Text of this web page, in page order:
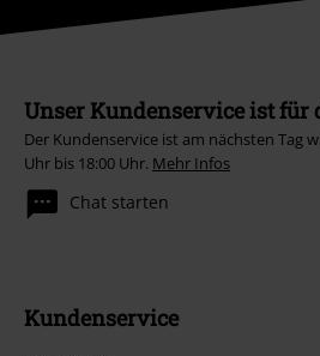
Unser Kundenservice ist für
Der Kundenservice ist am nächsten Tag
Uhr bis 18:00 Uhr. Mehr Infos
Chat starten
Kundenservice